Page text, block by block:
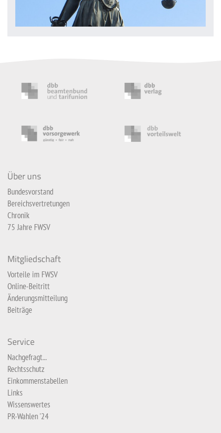
Über uns
Bundesvorstand
Bereichsvertretungen
Chronik
75 Jahre FWSV
Mitgliedschaft
Vorteile im FWSV
Online-Beitritt
Änderungsmitteilung
Beiträge
Service
Nachgefragt...
Rechtsschutz
Einkommenstabellen
Links
Wissenswertes
PR-Wahlen '24